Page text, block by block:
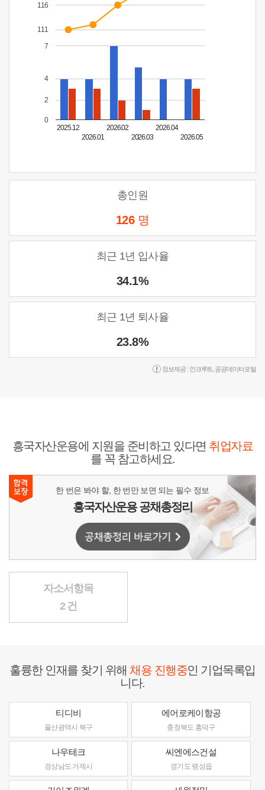
2025.12
2026.01
2026.02
2026.03
2026.04
2026.05
0
2
4
7
111
116
총인원
126 명
최근 1년 입사율
34.1%
최근 1년 퇴사율
23.8%
정보제공 : 인크루트 공공데이터포털
흥국자산운용에 지원을 준비하고 있다면 취업자료
를 꼭 참고하세요.
한 번은 봐야 할, 한 번만 보면 되는 필수 정보
흥국자산운용 공채총정리
자소서항목
2 건
훌륭한 인재를 찾기 위해채용 진행중인 기업목록입
니다.
티디비
울산광역시 북구
에어로케이항공
충청북도 흥덕구
나우테크
경상남도 거제시
씨엔에스건설
경기도 팽성읍